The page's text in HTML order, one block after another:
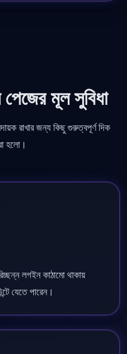
মূল সুবিধা
রাখার জন্য কিছু গুরুত্বপূর্ণ দিক
হলো।
লগইন কাঠামো থাকায়
যেতে পারেন।